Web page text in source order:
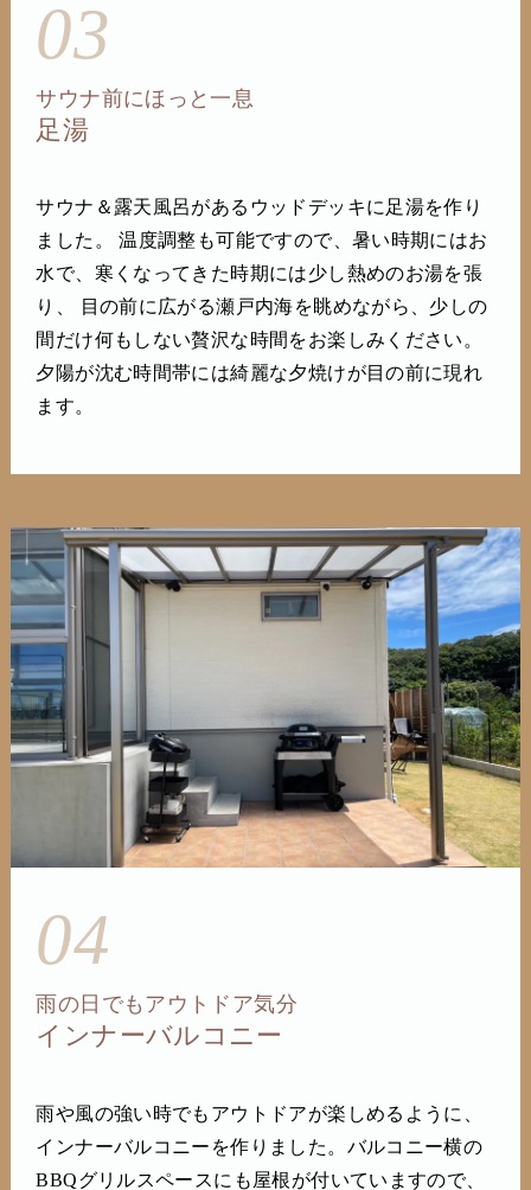
03
サウナ前にほっと一息
足湯
サウナ＆露天風呂があるウッドデッキに足湯を作り
ました。 温度調整も可能ですので、暑い時期にはお
水で、寒くなってきた時期には少し熱めのお湯を張
り、 目の前に広がる瀬戸内海を眺めながら、少しの
間だけ何もしない贅沢な時間をお楽しみください。
夕陽が沈む時間帯には綺麗な夕焼けが目の前に現れ
ます。
04
雨の日でもアウトドア気分
インナーバルコニー
雨や風の強い時でもアウトドアが楽しめるように、
インナーバルコニーを作りました。バルコニー横の
BBQグリルスペースにも屋根が付いていますので、